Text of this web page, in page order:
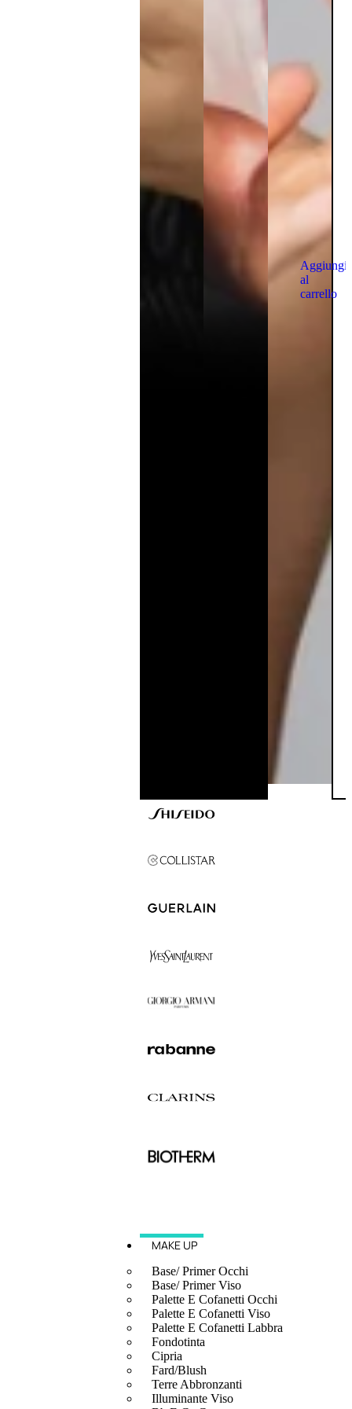
Aggiungi
al
carrello
MAKE UP
Base/ Primer Occhi
Base/ Primer Viso
Palette E Cofanetti Occhi
Palette E Cofanetti Viso
Palette E Cofanetti Labbra
Fondotinta
Cipria
Fard/Blush
Terre Abbronzanti
Illuminante Viso